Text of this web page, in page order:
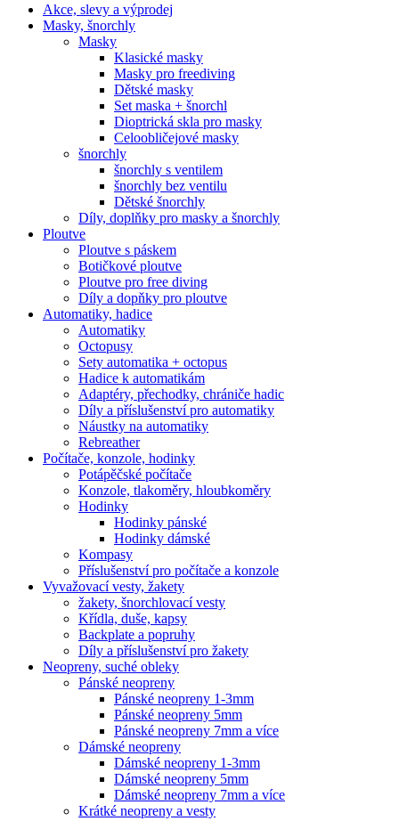
Akce, slevy a výprodej
Masky, šnorchly
Masky
Klasické masky
Masky pro freediving
Dětské masky
Set maska + šnorchl
Dioptrická skla pro masky
Celoobličejové masky
šnorchly
šnorchly s ventilem
šnorchly bez ventilu
Dětské šnorchly
Díly, doplňky pro masky a šnorchly
Ploutve
Ploutve s páskem
Botičkové ploutve
Ploutve pro free diving
Díly a dopňky pro ploutve
Automatiky, hadice
Automatiky
Octopusy
Sety automatika + octopus
Hadice k automatikám
Adaptéry, přechodky, chrániče hadic
Díly a příslušenství pro automatiky
Náustky na automatiky
Rebreather
Počítače, konzole, hodinky
Potápěčské počítače
Konzole, tlakoměry, hloubkoměry
Hodinky
Hodinky pánské
Hodinky dámské
Kompasy
Příslušenství pro počítače a konzole
Vyvažovací vesty, žakety
žakety, šnorchlovací vesty
Křídla, duše, kapsy
Backplate a popruhy
Díly a příslušenství pro žakety
Neopreny, suché obleky
Pánské neopreny
Pánské neopreny 1-3mm
Pánské neopreny 5mm
Pánské neopreny 7mm a více
Dámské neopreny
Dámské neopreny 1-3mm
Dámské neopreny 5mm
Dámské neopreny 7mm a více
Krátké neopreny a vesty